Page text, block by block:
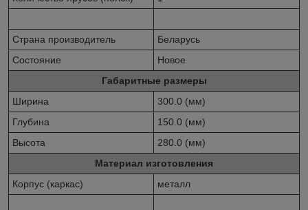
Страна производитель
Беларусь
Состояние
Новое
Габаритные размеры
Ширина
300.0 (мм)
Глубина
150.0 (мм)
Высота
280.0 (мм)
Материал изготовления
Корпус (каркас)
металл